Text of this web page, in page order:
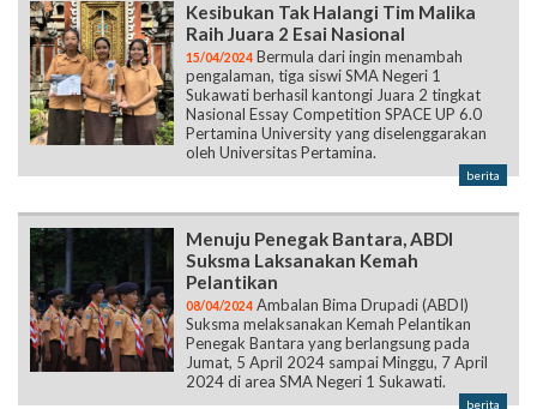
Kesibukan Tak Halangi Tim Malika
Raih Juara 2 Esai Nasional
15/04/2024 Bermula dari ingin menambah
pengalaman, tiga siswi SMA Negeri 1
Sukawati berhasil kantongi Juara 2 tingkat
Nasional Essay Competition SPACE UP 6.0
Pertamina University yang diselenggarakan
oleh Universitas Pertamina.
berita
Menuju Penegak Bantara, ABDI
Suksma Laksanakan Kemah
Pelantikan
08/04/2024 Ambalan Bima Drupadi (ABDI)
Suksma melaksanakan Kemah Pelantikan
Penegak Bantara yang berlangsung pada
Jumat, 5 April 2024 sampai Minggu, 7 April
2024 di area SMA Negeri 1 Sukawati.
berita